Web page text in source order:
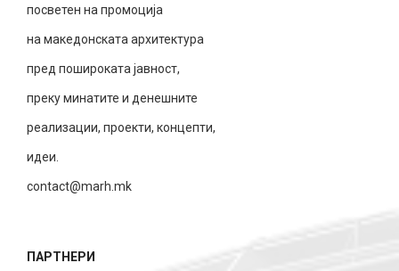
посветен на промоција
на македонската архитектура
пред пошироката јавност,
преку минатите и денешните
реализации, проекти, концепти,
идеи.
contact@marh.mk
ПАРТНЕРИ